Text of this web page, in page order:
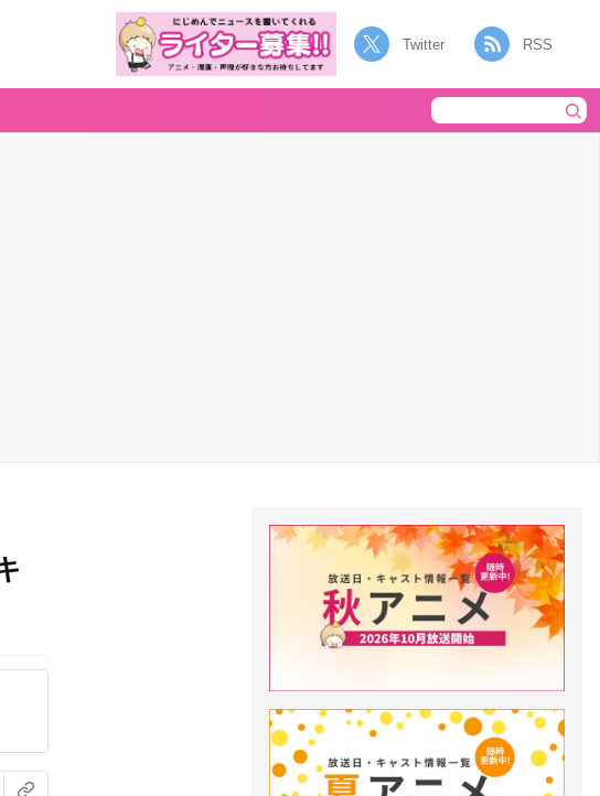
Twitter RSS